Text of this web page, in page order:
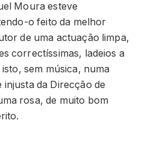
Moura esteve
o feito da melhor
de uma actuação limpa,
correctíssimas, ladeios a
sem música, numa
injusta da Direcção de
rosa, de muito bom